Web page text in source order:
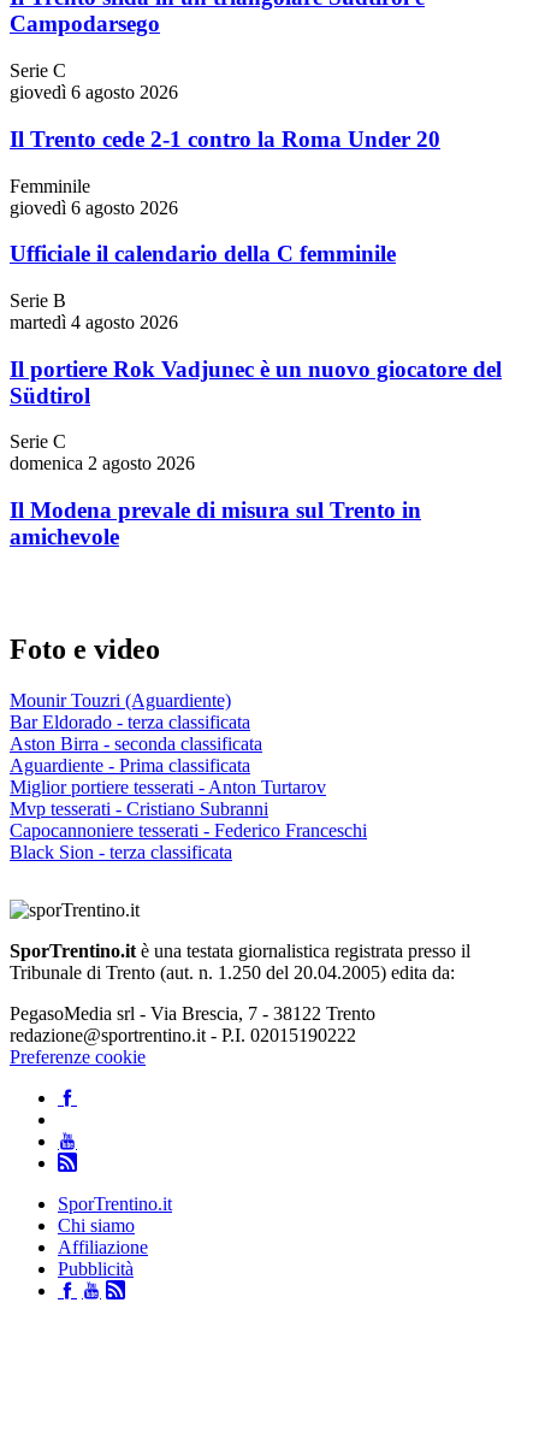
Campodarsego
Serie C
giovedì 6 agosto 2026
Il Trento cede 2-1 contro la Roma Under 20
Femminile
giovedì 6 agosto 2026
Ufficiale il calendario della C femminile
Serie B
martedì 4 agosto 2026
Il portiere Rok Vadjunec è un nuovo giocatore del
Südtirol
Serie C
domenica 2 agosto 2026
Il Modena prevale di misura sul Trento in
amichevole
Foto e video
Mounir Touzri (Aguardiente)
Bar Eldorado - terza classificata
Aston Birra - seconda classificata
Aguardiente - Prima classificata
Miglior portiere tesserati - Anton Turtarov
Mvp tesserati - Cristiano Subranni
Capocannoniere tesserati - Federico Franceschi
Black Sion - terza classificata
SporTrentino.it è una testata giornalistica registrata presso il
Tribunale di Trento (aut. n. 1.250 del 20.04.2005) edita da:
PegasoMedia srl - Via Brescia, 7 - 38122 Trento
redazione@sportrentino.it - P.I. 02015190222
Preferenze cookie
SporTrentino.it
Chi siamo
Affiliazione
Pubblicità